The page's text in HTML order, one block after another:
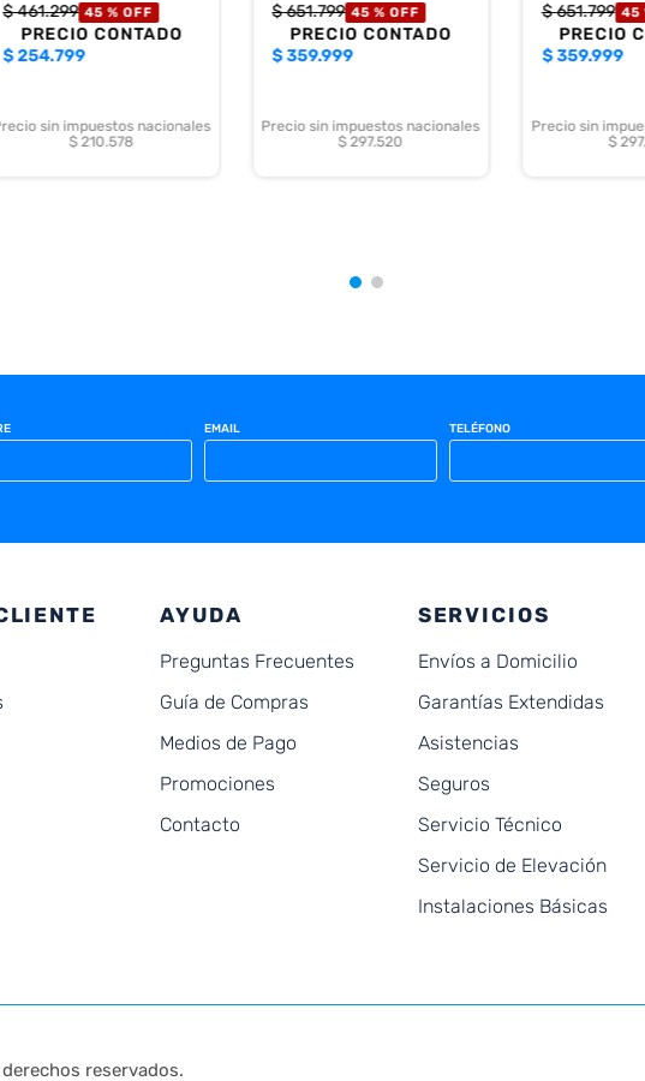
$461.299 45 % OFF
PRECIO CONTADO
$254.799
sin impuestos nacionales
$ 210.578
$651.799 45 % OFF
PRECIO CONTADO
$359.999
Precio sin impuestos nacionales
$ 297.520
$651.799 45
PRECIO
$359.999
Precio sin
$
EMAIL TELÉFONO
AYUDA
Preguntas Frecuentes
Guía de Compras
Medios de Pago
Promociones
Contacto
SERVICIOS
Envíos a Domicilio
Garantías Extendidas
Asistencias
Seguros
Servicio Técnico
Servicio de Elevación
Instalaciones Básicas
reservados.